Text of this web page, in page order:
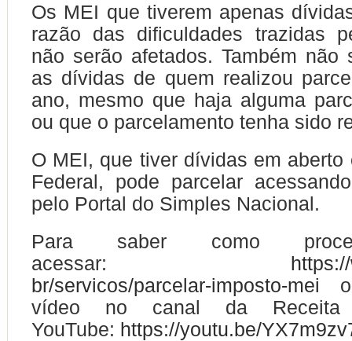
Os MEI que tiverem apenas
razão das dificuldades trazidas
não serão afetados. Também não
as dívidas de quem realizou
ano, mesmo que haja alguma
ou que o parcelamento tenha sido
O MEI, que tiver dívidas em aberto
Federal, pode parcelar
pelo Portal do Simples Nacional.
Para saber como
acessar:
br/servicos/parcelar-imposto-mei
vídeo no canal da Receita
YouTube: https://youtu.be/